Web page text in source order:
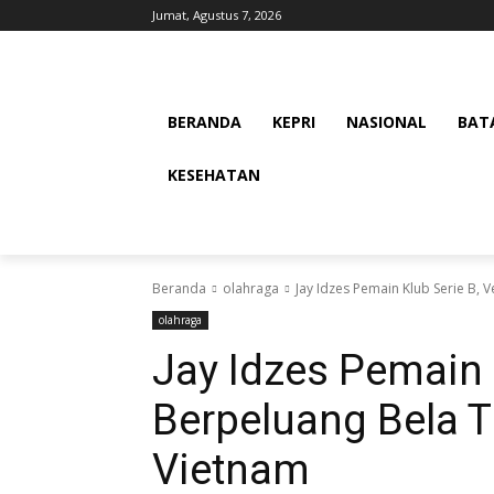
Jumat, Agustus 7, 2026
BERANDA KEPRI NASIONAL
KESEHATAN
Beranda olahraga Jay Idzes Pemain Klub Serie B,
olahraga
Jay Idzes Pemain
Berpeluang Bela
Vietnam